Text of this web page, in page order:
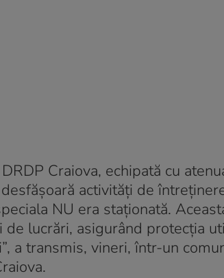
Craiova, echipată cu
activități de
NU era staționată.
de lucrări, asigurând protecția
a transmis, vineri, într-un